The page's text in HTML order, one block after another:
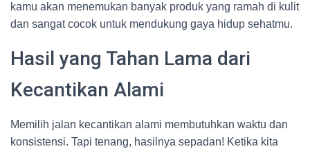
kamu akan menemukan banyak produk yang ramah di kulit
dan sangat cocok untuk mendukung gaya hidup sehatmu.
Hasil yang Tahan Lama dari
Kecantikan Alami
Memilih jalan kecantikan alami membutuhkan waktu dan
konsistensi. Tapi tenang, hasilnya sepadan! Ketika kita